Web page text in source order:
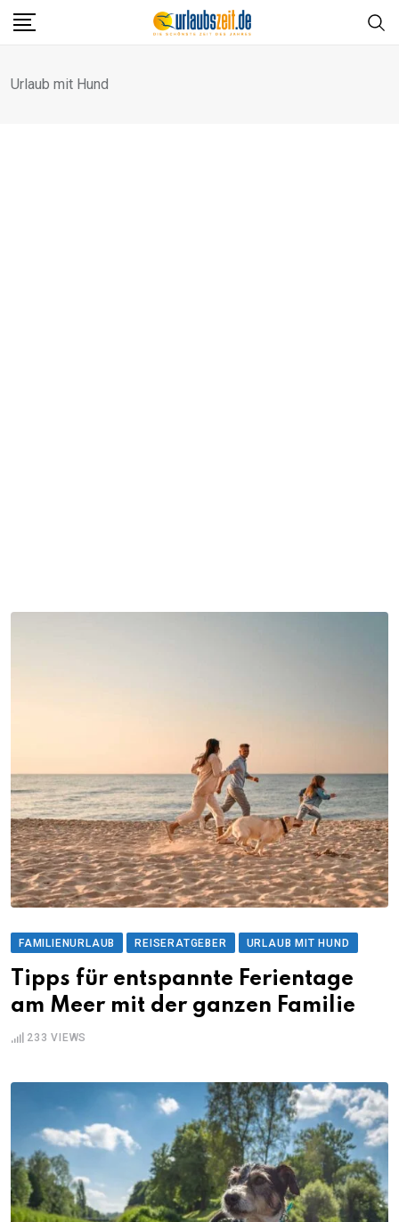
Skip
Urlaub mit Hund
FAMILIENURLAUB REISERATGEBER URLAUB MIT HUND
Tipps für entspannte Ferientage
am Meer mit der ganzen Familie
233 VIEWS